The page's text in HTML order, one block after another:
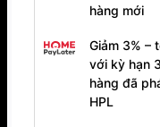
hàng mới
Giảm 3% –
với kỳ hạn
hàng đã
HPL